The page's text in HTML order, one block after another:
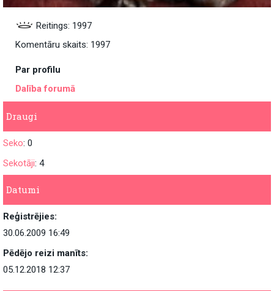
Reitings: 1997
Komentāru skaits: 1997
Par profilu
Dalība forumā
Draugi
Seko: 0
Sekotāji: 4
Datumi
Reģistrējies:
30.06.2009 16:49
Pēdējo reizi manīts:
05.12.2018 12:37